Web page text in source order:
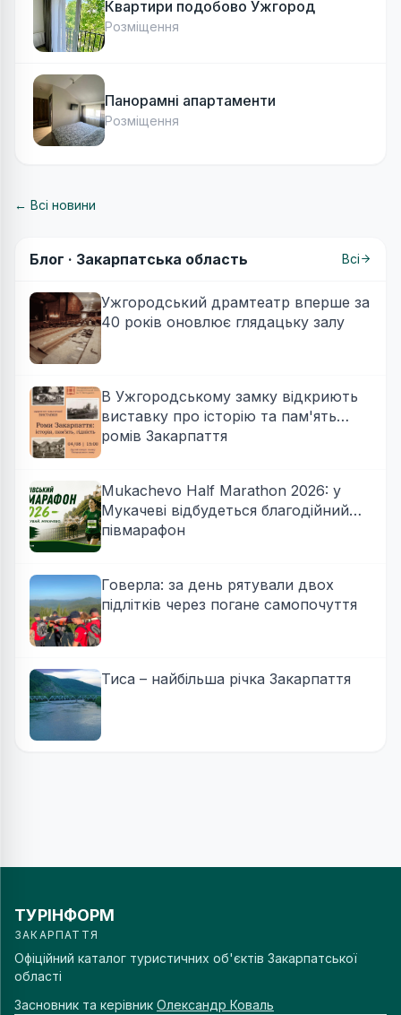
Квартири подобово Ужгород
Розміщення
Панорамні апартаменти
Розміщення
← Всі новини
Блог · Закарпатська область Всі
Ужгородський драмтеатр вперше за
40 років оновлює глядацьку залу
В Ужгородському замку відкриють
виставку про історію та пам'ять
ромів Закарпаття
Mukachevo Half Marathon 2026: у
Мукачеві відбудеться благодійний
півмарафон
Говерла: за день рятували двох
підлітків через погане самопочуття
Тиса – найбільша річка Закарпаття
ТУРІНФОРМ
ЗАКАРПАТТЯ
Офіційний каталог туристичних об'єктів Закарпатської
області
Засновник та керівник Олександр Коваль